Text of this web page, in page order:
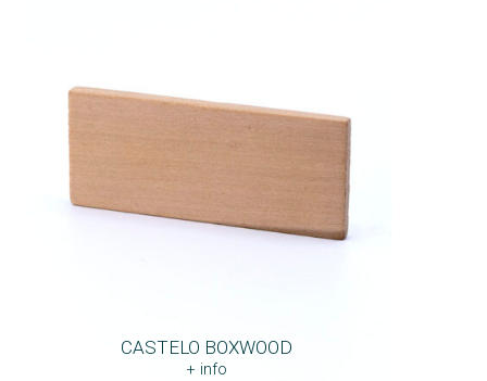
CASTELO BOXWOOD
+ info